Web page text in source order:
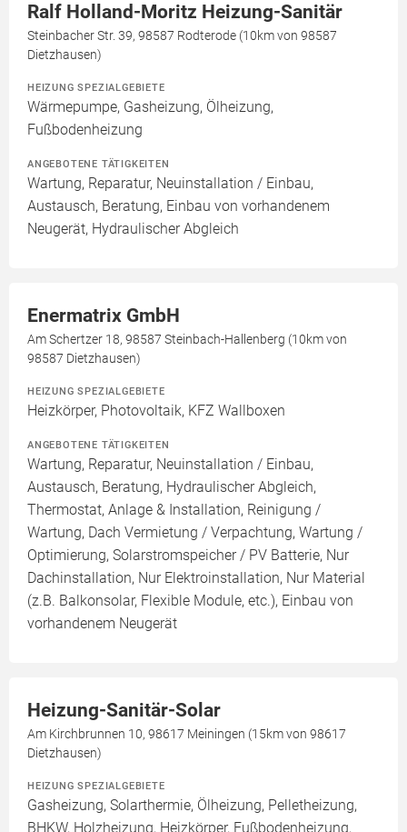
Ralf Holland-Moritz Heizung-Sanitär
Steinbacher Str. 39, 98587 Rodterode (10km von 98587
Dietzhausen)
HEIZUNG SPEZIALGEBIETE
Wärmepumpe, Gasheizung, Ölheizung,
Fußbodenheizung
ANGEBOTENE TÄTIGKEITEN
Wartung, Reparatur, Neuinstallation / Einbau,
Austausch, Beratung, Einbau von vorhandenem
Neugerät, Hydraulischer Abgleich
Enermatrix GmbH
Am Schertzer 18, 98587 Steinbach-Hallenberg (10km von
98587 Dietzhausen)
HEIZUNG SPEZIALGEBIETE
Heizkörper, Photovoltaik, KFZ Wallboxen
ANGEBOTENE TÄTIGKEITEN
Wartung, Reparatur, Neuinstallation / Einbau,
Austausch, Beratung, Hydraulischer Abgleich,
Thermostat, Anlage & Installation, Reinigung /
Wartung, Dach Vermietung / Verpachtung, Wartung /
Optimierung, Solarstromspeicher / PV Batterie, Nur
Dachinstallation, Nur Elektroinstallation, Nur Material
(z.B. Balkonsolar, Flexible Module, etc.), Einbau von
vorhandenem Neugerät
Heizung-Sanitär-Solar
Am Kirchbrunnen 10, 98617 Meiningen (15km von 98617
Dietzhausen)
HEIZUNG SPEZIALGEBIETE
Gasheizung, Solarthermie, Ölheizung, Pelletheizung,
BHKW, Holzheizung, Heizkörper, Fußbodenheizung,